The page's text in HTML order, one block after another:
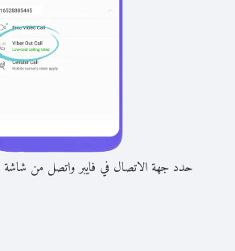
حدد جهة الاتصال في فايبر واتصل من شاشة